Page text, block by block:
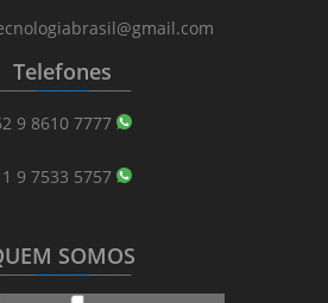
Telefones
_______________________
9 8610 7777
9 7533 5757
SOMOS
________________